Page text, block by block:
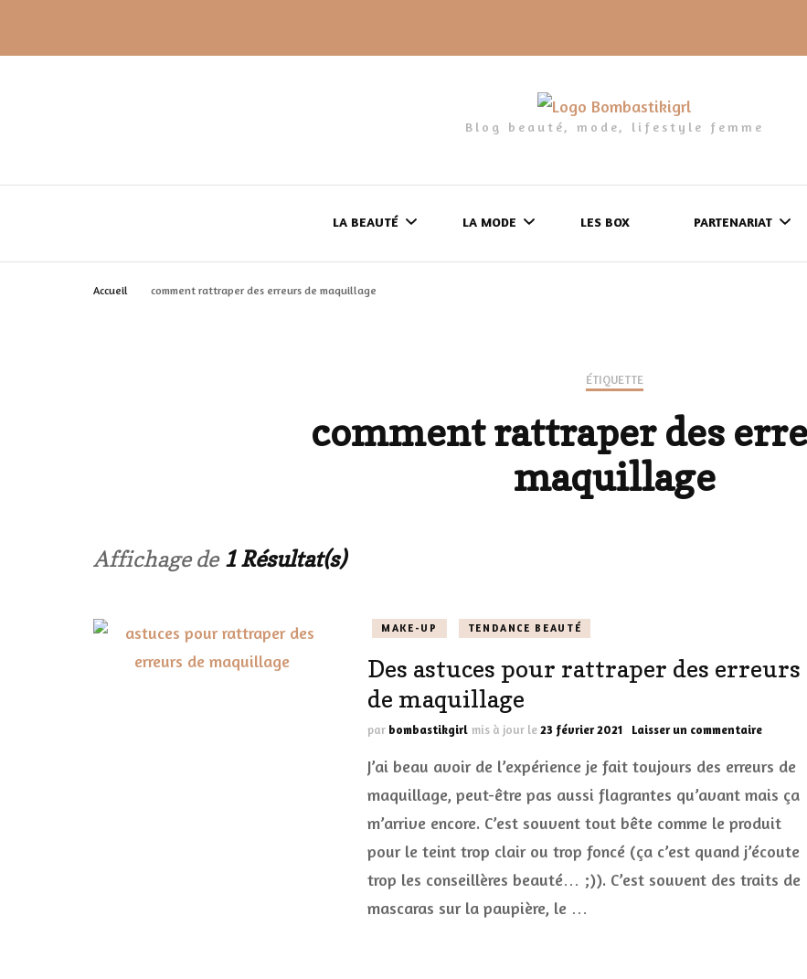
Blog beauté, mode, lifestyle femme
LA BEAUTÉ
LES GELS-DOUCHE
LES DÉOS
LES ONGLES
LA VIE PLUS SIMPLE…
ACCESSOIRES BIEN
PRATIQUES
LA MODE
LES ACCESSOIRES
LES BOX PARTENARIAT
Accueil comment rattraper des erreurs de maquillage
ÉTIQUETTE
comment rattraper des
maquillage
Affichage de 1 Résultat(s)
MAKE-UP TENDANCE BEAUTÉ
Des astuces pour rattraper des erreurs
de maquillage
par bombastikgirl mis à jour le23 février 2021 Laisser un commentairesur
astuces
rattraper
des
de
J’ai beau avoir de l’expérience je fait toujours des erreurs de
maquillage, peut-être pas aussi flagrantes qu’avant mais ça
m’arrive encore. C’est souvent tout bête comme le produit
pour le teint trop clair ou trop foncé (ça c’est quand j’écoute
trop les conseillères beauté… ;)). C’est souvent des traits de
mascaras sur la paupière, le …